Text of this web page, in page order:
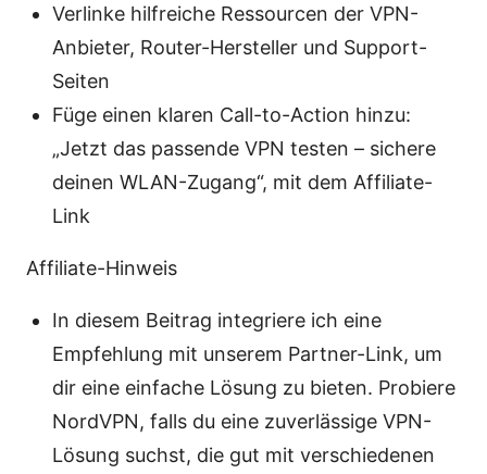
Verlinke hilfreiche Ressourcen der VPN-
Anbieter, Router-Hersteller und Support-
Seiten
Füge einen klaren Call-to-Action hinzu:
„Jetzt das passende VPN testen – sichere
deinen WLAN-Zugang“, mit dem Affiliate-
Link
Affiliate-Hinweis
In diesem Beitrag integriere ich eine
Empfehlung mit unserem Partner-Link, um
dir eine einfache Lösung zu bieten. Probiere
NordVPN, falls du eine zuverlässige VPN-
Lösung suchst, die gut mit verschiedenen